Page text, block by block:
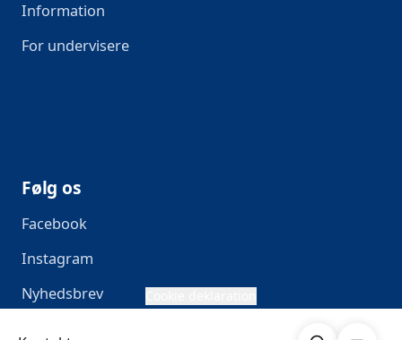
Søg
Information
For undervisere
Følg os
Facebook
Instagram
Nyhedsbrev